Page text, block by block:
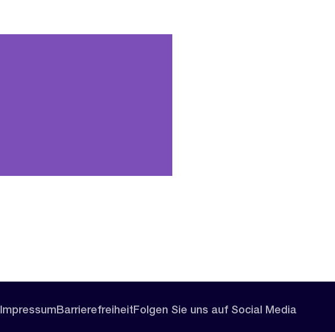
ImpressumBarrierefreiheitFolgen Sie uns auf Social Media